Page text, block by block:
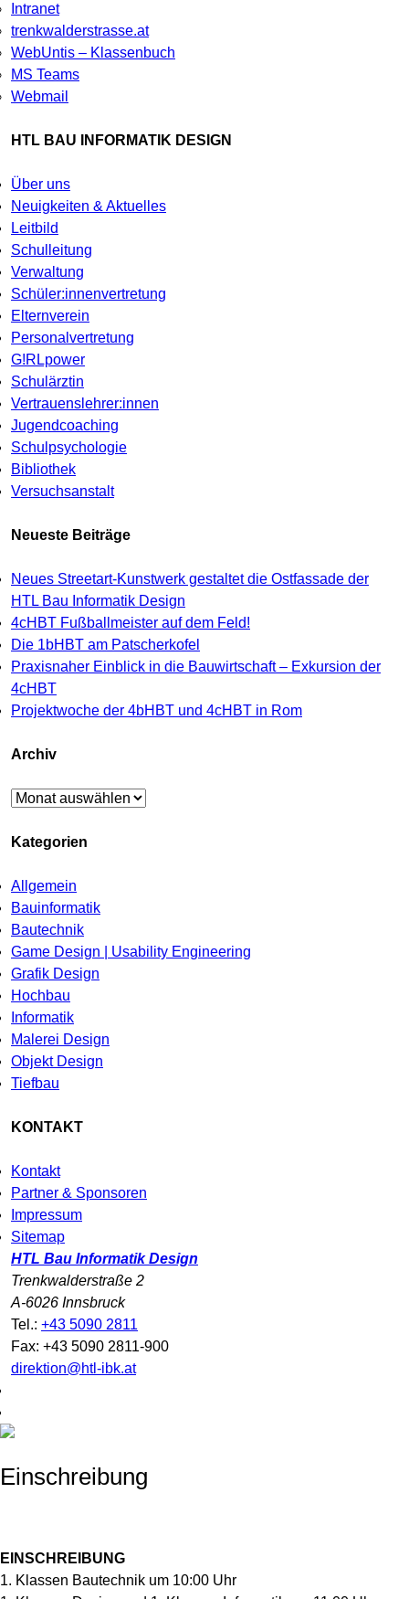
Intranet
trenkwalderstrasse.at
WebUntis – Klassenbuch
MS Teams
Webmail
HTL BAU INFORMATIK DESIGN
Über uns
Neuigkeiten & Aktuelles
Leitbild
Schulleitung
Verwaltung
Schüler:innenvertretung
Elternverein
Personalvertretung
G!RLpower
Schulärztin
Vertrauenslehrer:innen
Jugendcoaching
Schulpsychologie
Bibliothek
Versuchsanstalt
Neueste Beiträge
Neues Streetart-Kunstwerk gestaltet die Ostfassade der
HTL Bau Informatik Design
4cHBT Fußballmeister auf dem Feld!
Die 1bHBT am Patscherkofel
Praxisnaher Einblick in die Bauwirtschaft – Exkursion der
4cHBT
Projektwoche der 4bHBT und 4cHBT in Rom
Archiv
Archiv
Kategorien
Allgemein
Bauinformatik
Bautechnik
Game Design | Usability Engineering
Grafik Design
Hochbau
Informatik
Malerei Design
Objekt Design
Tiefbau
KONTAKT
Kontakt
Partner & Sponsoren
Impressum
Sitemap
HTL Bau Informatik Design
Trenkwalderstraße 2
A-6026 Innsbruck
Tel.: +43 5090 2811
Fax: +43 5090 2811-900
direktion@htl-ibk.at
Einschreibung
EINSCHREIBUNG
1. Klassen Bautechnik um 10:00 Uhr